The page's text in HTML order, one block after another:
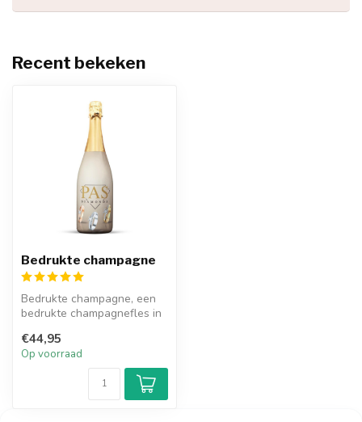
Recent bekeken
Bedrukte champagne
Bedrukte champagne, een
bedrukte champagnefles in
Pers...
€44,95
Op voorraad